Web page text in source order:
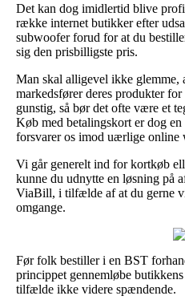
Det kan dog imidlertid blive
række internet butikker efter
subwoofer forud for at du
sig den prisbilligste pris.
Man skal alligevel ikke glemme,
markedsfører deres produkter
gunstig, så bør det ofte være et
Køb med betalingskort er dog
forsvarer os imod uærlige online
Vi går generelt ind for kortkøb
kunne du udnytte en løsning på
ViaBill, i tilfælde af at du gerne
omgange.
Før folk bestiller i en BST
princippet gennemløbe
tilfælde ikke videre spændende.